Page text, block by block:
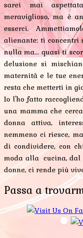
sarei mai
meraviglioso, ma è
esserci.
alienante: ti concentri
nulla ma... quasi ti
delusione si
maternità e le tue
resta che metterti in
Io l'ho fatto
una mamma che
donna attiva,
nemmeno ci riesce,
di condividere, con
moda alla cucina,
donne, ci rende più
Passa a